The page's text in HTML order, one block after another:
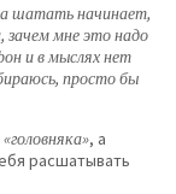
шатать начинает,
зачем мне это надо
и в мыслях нет
просто бы
«головняка», а
расшатывать